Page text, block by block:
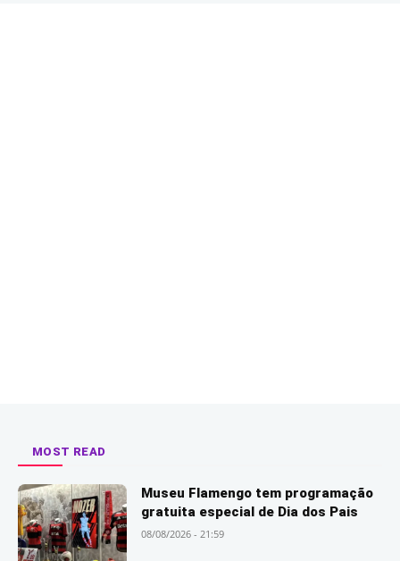
MOST READ
Museu Flamengo tem programação
gratuita especial de Dia dos Pais
08/08/2026 - 21:59